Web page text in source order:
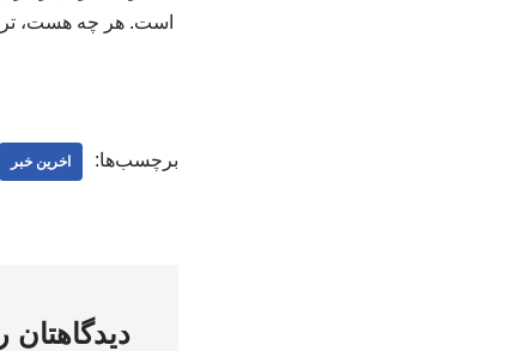
برچسب‌ها: اخرین خبر
دیدگاهتان